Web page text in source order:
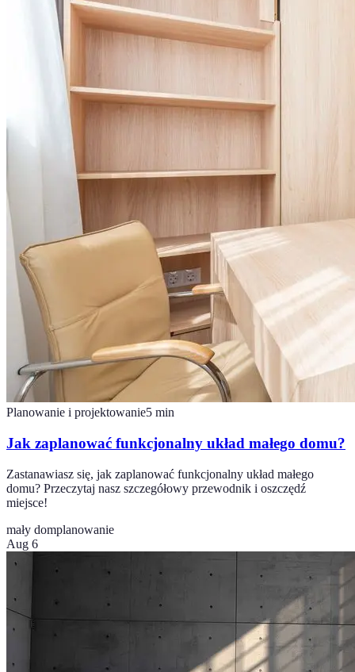
Planowanie i projektowanie5 min
Jak zaplanować funkcjonalny układ małego domu?
Zastanawiasz się, jak zaplanować funkcjonalny układ małego
domu? Przeczytaj nasz szczegółowy przewodnik i oszczędź
miejsce!
mały domplanowanie
Aug 6